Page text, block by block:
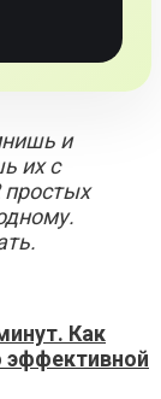
и
их с
простых
Как
эффективной